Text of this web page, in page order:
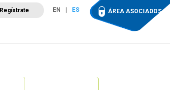
Regístrate EN ES ÁREA ASOCIADOS
Campus de Formación